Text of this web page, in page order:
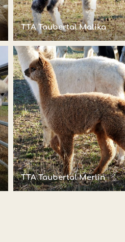
TTA Taubertal Malika
TTA Taubertal Merlin